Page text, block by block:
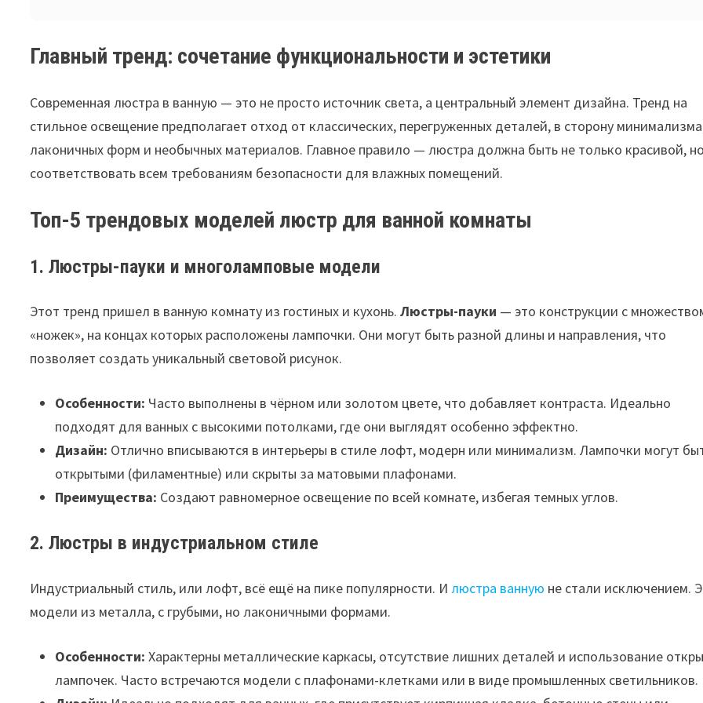
Главный тренд: сочетание функциональности и эстетики
Современная люстра в ванную — это не просто источник света, а центральный элемент дизайна. Тренд на
стильное освещение предполагает отход от классических, перегруженных деталей, в сторону
лаконичных форм и необычных материалов. Главное правило — люстра должна быть не только красивой,
соответствовать всем требованиям безопасности для влажных помещений.
Топ-5 трендовых моделей люстр для ванной комнаты
1. Люстры-пауки и многоламповые модели
Этот тренд пришел в ванную комнату из гостиных и кухонь.Люстры-пауки — это конструкции с
«ножек», на концах которых расположены лампочки. Они могут быть разной длины и направления, что
позволяет создать уникальный световой рисунок.
Особенности: Часто выполнены в чёрном или золотом цвете, что добавляет контраста. Идеально
подходят для ванных с высокими потолками, где они выглядят особенно эффектно.
Дизайн: Отлично вписываются в интерьеры в стиле лофт, модерн или минимализм. Лампочки могут
открытыми (филаментные) или скрыты за матовыми плафонами.
Преимущества: Создают равномерное освещение по всей комнате, избегая темных углов.
2. Люстры в индустриальном стиле
Индустриальный стиль, или лофт, всё ещё на пике популярности. Илюстра ванную не стали исключением.
модели из металла, с грубыми, но лаконичными формами.
Особенности: Характерны металлические каркасы, отсутствие лишних деталей и использование
лампочек. Часто встречаются модели с плафонами-клетками или в виде промышленных светильников.